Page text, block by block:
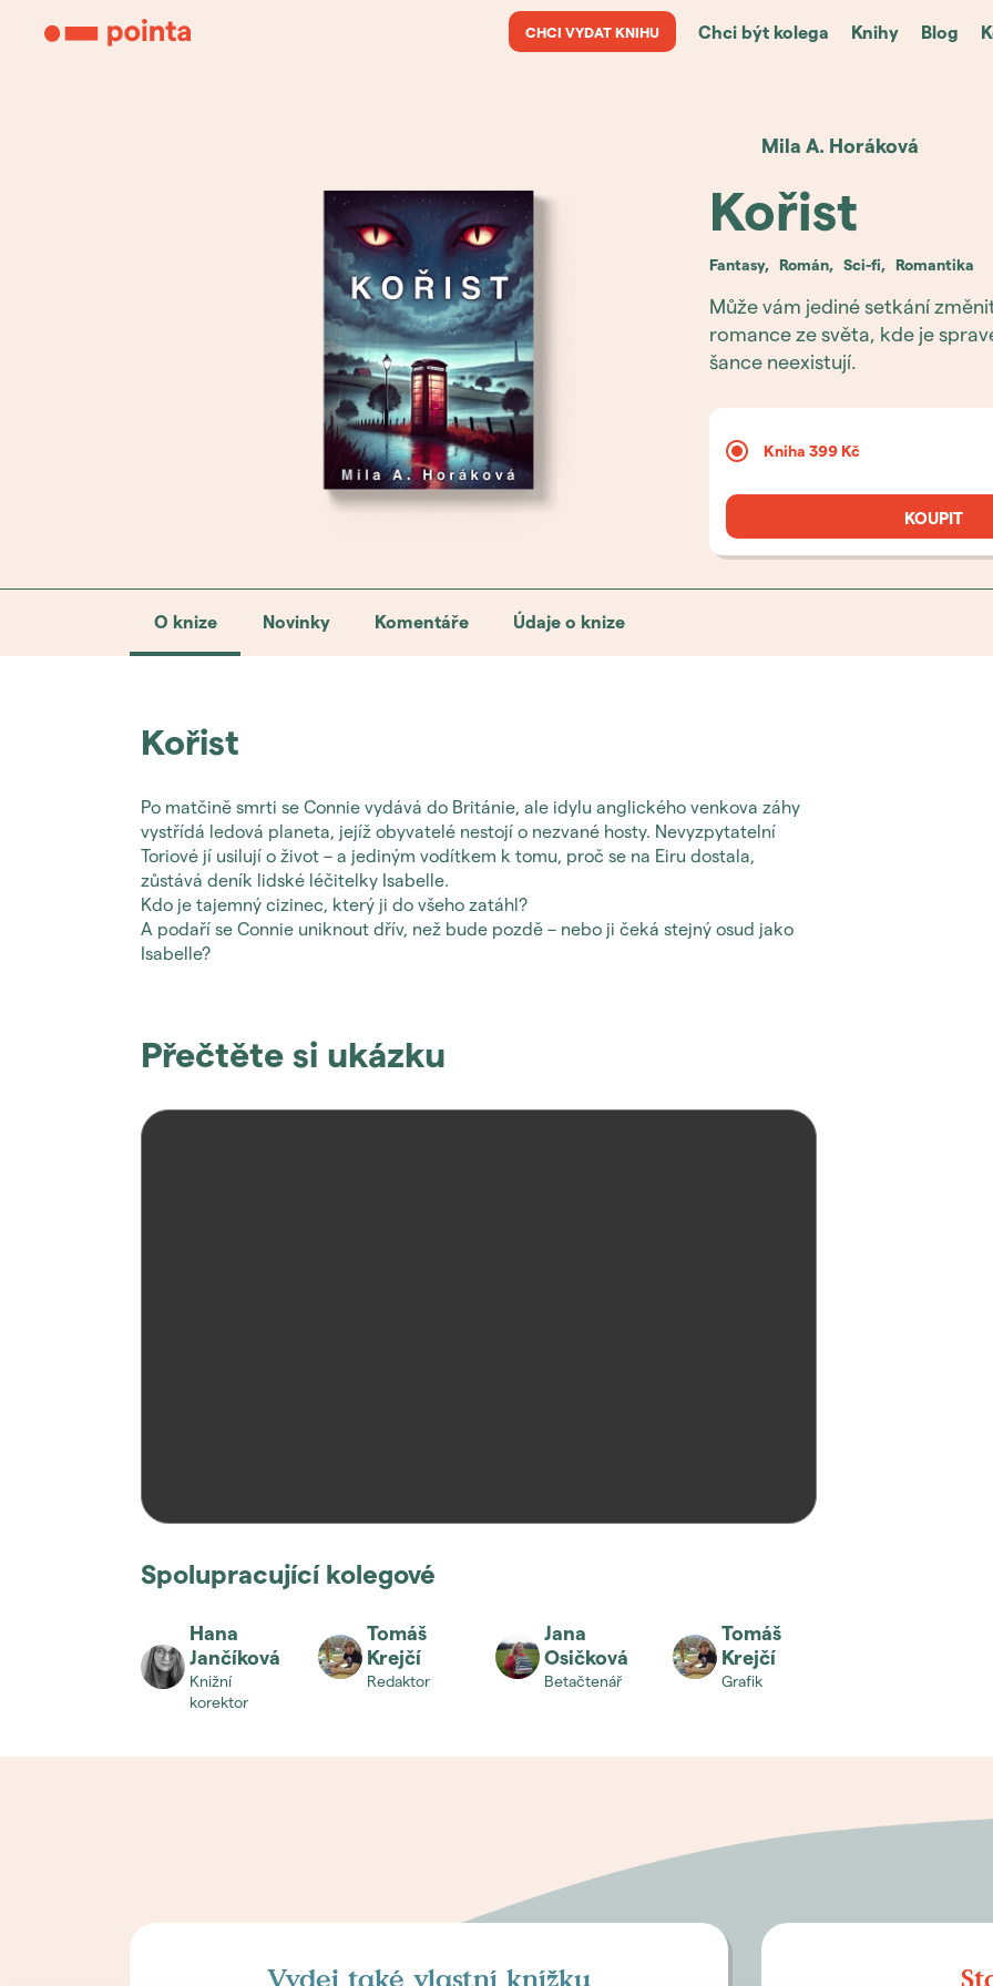
CHCI VYDAT KNIHU Chci být kolega Knihy Blog
Mila A. Horáková
Kořist
fantasy, román, sci-fi, romantika
Může vám jediné setkání
romance ze světa, kde je
šance neexistují.
Kniha 399 Kč
KOUPIT
O knize Novinky Komentáře Údaje o knize
Kořist
Po matčině smrti se Connie vydává do Británie, ale idylu anglického venkova záhy
vystřídá ledová planeta, jejíž obyvatelé nestojí o nezvané hosty. Nevyzpytatelní
Toriové jí usilují o život – a jediným vodítkem k tomu, proč se na Eiru dostala,
zůstává deník lidské léčitelky Isabelle.
Kdo je tajemný cizinec, který ji do všeho zatáhl?
A podaří se Connie uniknout dřív, než bude pozdě – nebo ji čeká stejný osud jako
Isabelle?
Přečtěte si ukázku
Spolupracující kolegové
Hana
Jančíková
knižní
korektor
Tomáš
Krejčí
redaktor
Jana
Osičková
betačtenář
Tomáš
Krejčí
grafik
Vydej také vlastní knížku